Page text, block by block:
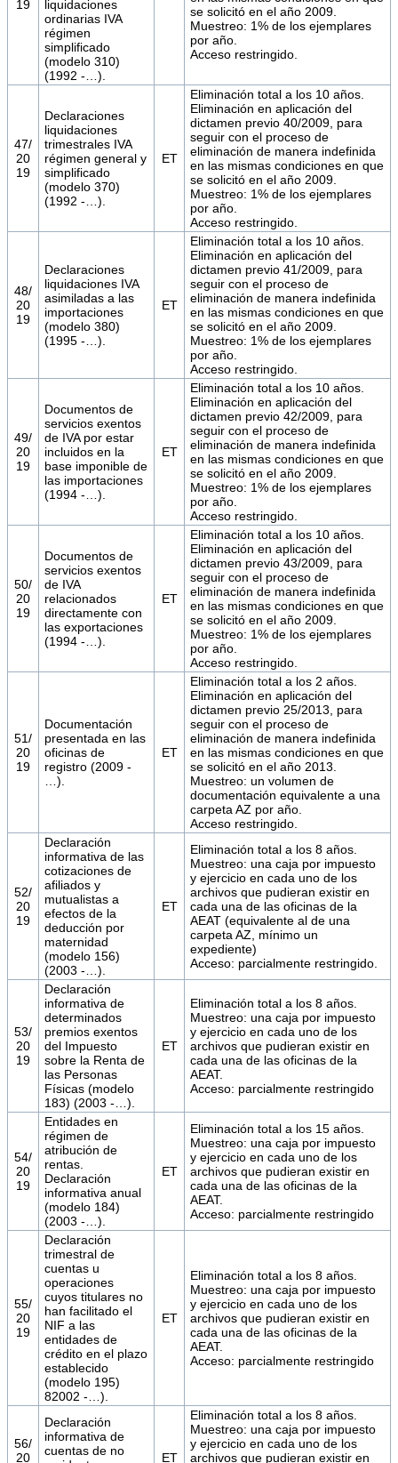
19
liquidaciones
ordinarias IVA
régimen
simplificado
(modelo 310)
(1992 -…).
se solicitó en el año 2009.
Muestreo: 1% de los ejemplares
por año.
Acceso restringido.
47/
20
19
Declaraciones
liquidaciones
trimestrales IVA
régimen general y
simplificado
(modelo 370)
(1992 -…).
ET
Eliminación total a los 10 años.
Eliminación en aplicación del
dictamen previo 40/2009, para
seguir con el proceso de
eliminación de manera indefinida
en las mismas condiciones en que
se solicitó en el año 2009.
Muestreo: 1% de los ejemplares
por año.
Acceso restringido.
48/
20
19
Declaraciones
liquidaciones IVA
asimiladas a las
importaciones
(modelo 380)
(1995 -…).
ET
Eliminación total a los 10 años.
Eliminación en aplicación del
dictamen previo 41/2009, para
seguir con el proceso de
eliminación de manera indefinida
en las mismas condiciones en que
se solicitó en el año 2009.
Muestreo: 1% de los ejemplares
por año.
Acceso restringido.
49/
20
19
Documentos de
servicios exentos
de IVA por estar
incluidos en la
base imponible de
las importaciones
(1994 -…).
ET
Eliminación total a los 10 años.
Eliminación en aplicación del
dictamen previo 42/2009, para
seguir con el proceso de
eliminación de manera indefinida
en las mismas condiciones en que
se solicitó en el año 2009.
Muestreo: 1% de los ejemplares
por año.
Acceso restringido.
50/
20
19
Documentos de
servicios exentos
de IVA
relacionados
directamente con
las exportaciones
(1994 -…).
ET
Eliminación total a los 10 años.
Eliminación en aplicación del
dictamen previo 43/2009, para
seguir con el proceso de
eliminación de manera indefinida
en las mismas condiciones en que
se solicitó en el año 2009.
Muestreo: 1% de los ejemplares
por año.
Acceso restringido.
51/
20
19
Documentación
presentada en las
oficinas de
registro (2009 -
…).
ET
Eliminación total a los 2 años.
Eliminación en aplicación del
dictamen previo 25/2013, para
seguir con el proceso de
eliminación de manera indefinida
en las mismas condiciones en que
se solicitó en el año 2013.
Muestreo: un volumen de
documentación equivalente a una
carpeta AZ por año.
Acceso restringido.
52/
20
19
Declaración
informativa de las
cotizaciones de
afiliados y
mutualistas a
efectos de la
deducción por
maternidad
(modelo 156)
(2003 -…).
ET
Eliminación total a los 8 años.
Muestreo: una caja por impuesto
y ejercicio en cada uno de los
archivos que pudieran existir en
cada una de las oficinas de la
AEAT (equivalente al de una
carpeta AZ, mínimo un
expediente)
Acceso: parcialmente restringido.
53/
20
19
Declaración
informativa de
determinados
premios exentos
del Impuesto
sobre la Renta de
las Personas
Físicas (modelo
183) (2003 -…).
ET
Eliminación total a los 8 años.
Muestreo: una caja por impuesto
y ejercicio en cada uno de los
archivos que pudieran existir en
cada una de las oficinas de la
AEAT.
Acceso: parcialmente restringido
54/
20
19
Entidades en
régimen de
atribución de
rentas.
Declaración
informativa anual
(modelo 184)
(2003 -…).
ET
Eliminación total a los 15 años.
Muestreo: una caja por impuesto
y ejercicio en cada uno de los
archivos que pudieran existir en
cada una de las oficinas de la
AEAT.
Acceso: parcialmente restringido
55/
20
19
Declaración
trimestral de
cuentas u
operaciones
cuyos titulares no
han facilitado el
NIF a las
entidades de
crédito en el plazo
establecido
(modelo 195)
82002 -…).
ET
Eliminación total a los 8 años.
Muestreo: una caja por impuesto
y ejercicio en cada uno de los
archivos que pudieran existir en
cada una de las oficinas de la
AEAT.
Acceso: parcialmente restringido
56/
20
Declaración
informativa de
cuentas de no
ET
Eliminación total a los 8 años.
Muestreo: una caja por impuesto
y ejercicio en cada uno de los
archivos que pudieran existir en